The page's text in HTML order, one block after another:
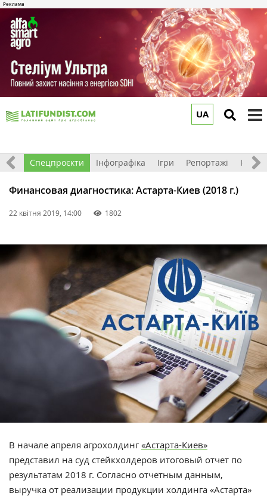
UA
Спецпроєкти Інфографіка Ігри Репортажі
Финансовая диагностика: Астарта-Киев (2018 г.)
22 квітня 2019, 14:00 1802
В начале апреля агрохолдинг«Астарта-Киев»
представил на суд стейкхолдеров итоговый отчет по
результатам 2018 г. Согласно отчетным данным,
выручка от реализации продукции холдинга «Астарта»